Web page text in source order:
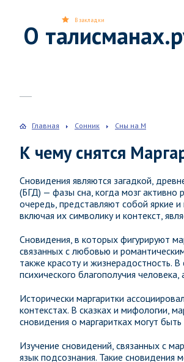
О
В закладки
Главная Сонник Сны на М
К чему снятся
Сновидения являются загадкой,
(БГД) — фазы сна, когда мозг активно
очередь, представляют собой яркие
включая их символику и контекст,
Сновидения, в которых фигурируют
связанных с любовью и
также красоту и жизнерадостность.
психического благополучия
Исторически маргаритки
контекстах. В сказках и мифологии,
сновидения о маргаритках могут
Изучение сновидений, связанных с
язык подсознания. Такие сновидения